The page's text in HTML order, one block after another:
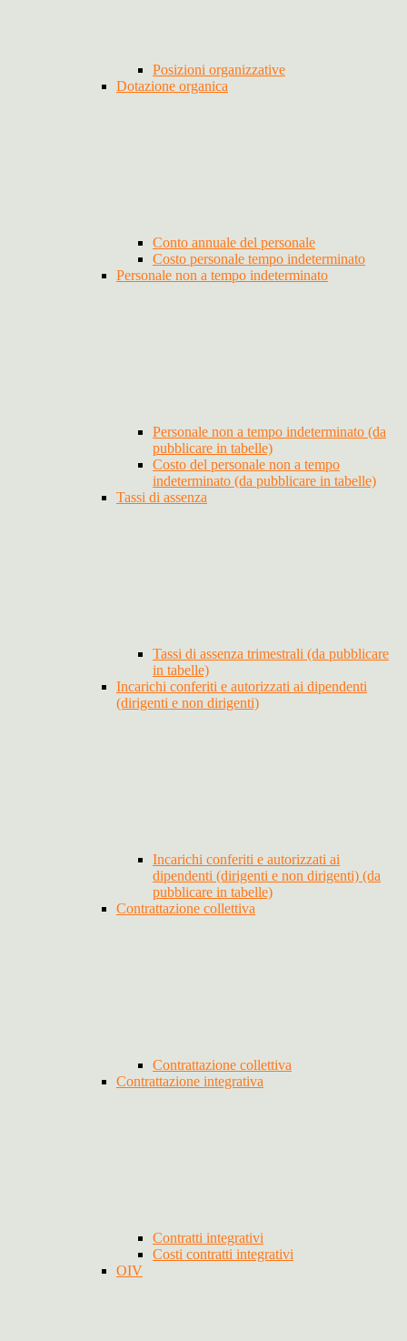
Posizioni organizzative
Dotazione organica
Conto annuale del personale
Costo personale tempo indeterminato
Personale non a tempo indeterminato
Personale non a tempo indeterminato (da
pubblicare in tabelle)
Costo del personale non a tempo
indeterminato (da pubblicare in tabelle)
Tassi di assenza
Tassi di assenza trimestrali (da pubblicare
in tabelle)
Incarichi conferiti e autorizzati ai dipendenti
(dirigenti e non dirigenti)
Incarichi conferiti e autorizzati ai
dipendenti (dirigenti e non dirigenti) (da
pubblicare in tabelle)
Contrattazione collettiva
Contrattazione collettiva
Contrattazione integrativa
Contratti integrativi
Costi contratti integrativi
OIV